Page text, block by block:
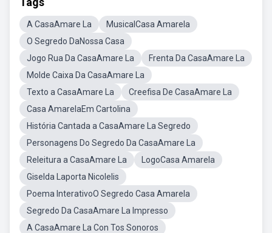
A CasaAmare La
MusicalCasa Amarela
O Segredo DaNossa Casa
Jogo Rua Da CasaAmare La
Frenta Da CasaAmare La
Molde Caixa Da CasaAmare La
Texto a CasaAmare La
Creefisa De CasaAmare La
Casa AmarelaEm Cartolina
História Cantada a CasaAmare La Segredo
Personagens Do Segredo Da CasaAmare La
Releitura a CasaAmare La
LogoCasa Amarela
Giselda Laporta Nicolelis
Poema InterativoO Segredo Casa Amarela
Segredo Da CasaAmare La Impresso
A CasaAmare La Con Tos Sonoros